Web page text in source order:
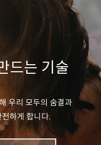
드는 기술
우리 모두의 숨결과
하게 합니다.